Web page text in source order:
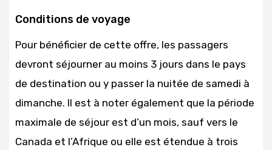
Conditions de voyage
Pour bénéficier de cette offre, les passagers
devront séjourner au moins 3 jours dans le pays
de destination ou y passer la nuitée de samedi à
dimanche. Il est à noter également que la période
maximale de séjour est d’un mois, sauf vers le
Canada et l’Afrique ou elle est étendue à trois